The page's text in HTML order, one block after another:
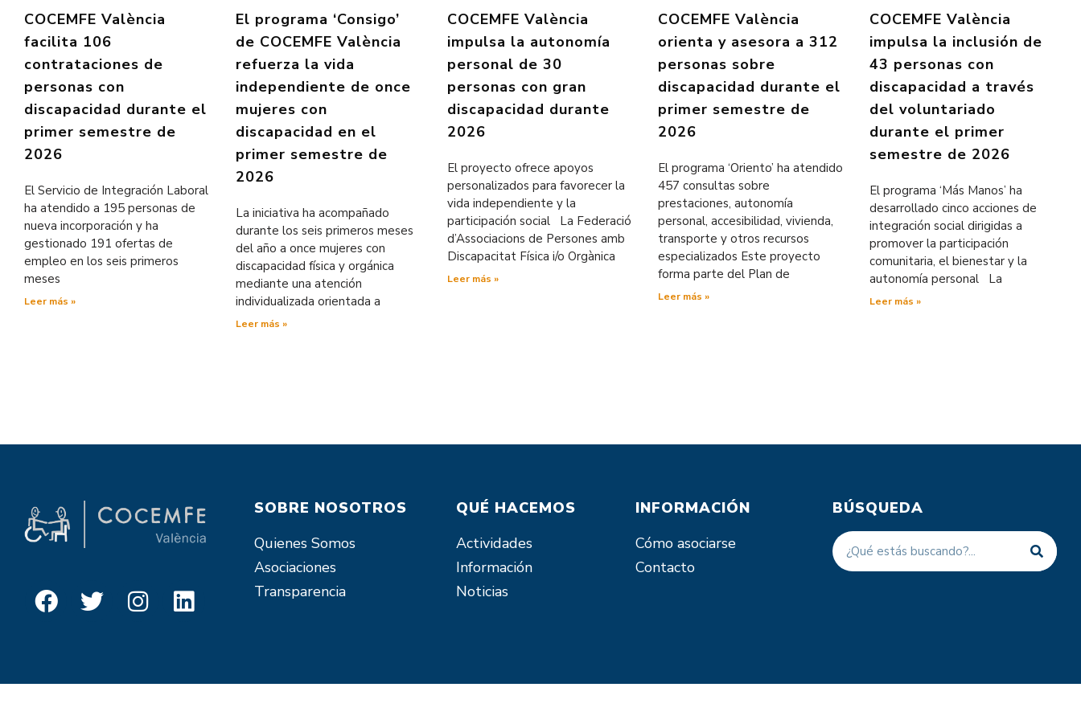
COCEMFE València
facilita 106
contrataciones de
personas con
discapacidad durante el
primer semestre de
2026
El Servicio de Integración Laboral
ha atendido a 195 personas de
nueva incorporación y ha
gestionado 191 ofertas de
empleo en los seis primeros
meses
Leer más »
El programa ‘Consigo’
de COCEMFE València
refuerza la vida
independiente de once
mujeres con
discapacidad en el
primer semestre de
2026
La iniciativa ha acompañado
durante los seis primeros meses
del año a once mujeres con
discapacidad física y orgánica
mediante una atención
individualizada orientada a
Leer más »
COCEMFE València
impulsa la autonomía
personal de 30
personas con gran
discapacidad durante
2026
El proyecto ofrece apoyos
personalizados para favorecer la
vida independiente y la
participación social La Federació
d’Associacions de Persones amb
Discapacitat Física i/o Orgànica
Leer más »
COCEMFE València
orienta y asesora a 312
personas sobre
discapacidad durante el
primer semestre de
2026
El programa ‘Oriento’ ha atendido
457 consultas sobre
prestaciones, autonomía
personal, accesibilidad, vivienda,
transporte y otros recursos
especializados Este proyecto
forma parte del Plan de
Leer más »
COCEMFE València
impulsa la inclusión de
43 personas con
discapacidad a través
del voluntariado
durante el primer
semestre de 2026
El programa ‘Más Manos’ ha
desarrollado cinco acciones de
integración social dirigidas a
promover la participación
comunitaria, el bienestar y la
autonomía personal La
Leer más »
SOBRE NOSOTROS
Quienes Somos
Asociaciones
Transparencia
QUÉ HACEMOS
Actividades
Información
Noticias
INFORMACIÓN
Cómo asociarse
Contacto
BÚSQUEDA